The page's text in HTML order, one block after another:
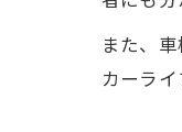
また、
カーラ